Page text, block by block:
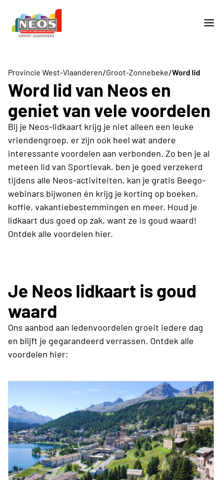
Provincie West-Vlaanderen/Groot-Zonnebeke/Word lid
Word lid van Neos en
geniet van vele voordelen
Bij je Neos-lidkaart krijg je niet alleen een leuke
vriendengroep, er zijn ook heel wat andere
interessante voordelen aan verbonden. Zo ben je al
meteen lid van Sportievak, ben je goed verzekerd
tijdens alle Neos-activiteiten, kan je gratis Beego-
webinars bijwonen én krijg je korting op boeken,
koffie, vakantiebestemmingen en meer. Houd je
lidkaart dus goed op zak, want ze is goud waard!
Ontdek alle voordelen hier.
Je Neos lidkaart is goud
waard
Ons aanbod aan ledenvoordelen groeit iedere dag
en blijft je gegarandeerd verrassen. Ontdek alle
voordelen hier: